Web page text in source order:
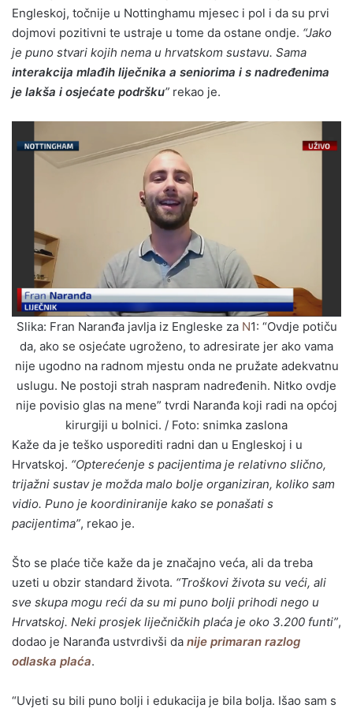
Engleskoj, točnije u Nottinghamu mjesec i pol i da su prvi
dojmovi pozitivni te ustraje u tome da ostane ondje. “Jako
je puno stvari kojih nema u hrvatskom sustavu. Sama
interakcija mlađih liječnika a seniorima i s nadređenima
je lakša i osjećate podršku” rekao je.
Slika: Fran Naranđa javlja iz Engleske za N1: “Ovdje potiču
da, ako se osjećate ugroženo, to adresirate jer ako vama
nije ugodno na radnom mjestu onda ne pružate adekvatnu
uslugu. Ne postoji strah naspram nadređenih. Nitko ovdje
nije povisio glas na mene” tvrdi Naranđa koji radi na općoj
kirurgiji u bolnici. / Foto: snimka zaslona
Kaže da je teško usporediti radni dan u Engleskoj i u
Hrvatskoj. “Opterećenje s pacijentima je relativno slično,
trijažni sustav je možda malo bolje organiziran, koliko sam
vidio. Puno je koordiniranije kako se ponašati s
pacijentima”, rekao je.
Što se plaće tiče kaže da je značajno veća, ali da treba
uzeti u obzir standard života. “Troškovi života su veći, ali
sve skupa mogu reći da su mi puno bolji prihodi nego u
Hrvatskoj. Neki prosjek liječničkih plaća je oko 3.200 funti”,
dodao je Naranđa ustvrdivši da nije primaran razlog
odlaska plaća.
“Uvjeti su bili puno bolji i edukacija je bila bolja. Išao sam s